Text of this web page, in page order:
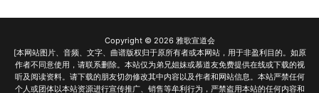
Copyright © 2026 雅歌宣道会
[本网站图片、音频、文字、曲谱版权归于原所有者或本网站，用于非盈利目的。如原
作者不同意使用，请联系删除。本站仅为弟兄姐妹或慕道友免费提供在线或下载的视
听及阅读资料。请下载的朋友切勿修改其中内容以及作者和网站信息。本站严禁任何
个人或团体以本站资源进行宣传推广、销售等牟利行为，严禁盗用本站的任何内容和